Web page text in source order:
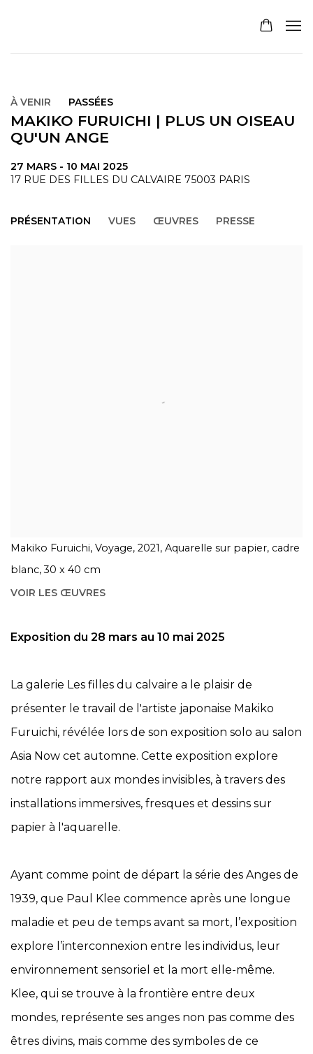
À VENIR PASSÉES
MAKIKO FURUICHI | PLUS UN OISEAU
QU'UN ANGE
27 MARS - 10 MAI 2025
17 RUE DES FILLES DU CALVAIRE 75003 PARIS
PRÉSENTATION VUES ŒUVRES PRESSE
Makiko Furuichi, Voyage, 2021, Aquarelle sur papier, cadre
blanc, 30 x 40 cm
VOIR LES ŒUVRES
Exposition du 28 mars au 10 mai 2025
La galerie Les filles du calvaire a le plaisir de
présenter le travail de l'artiste japonaise Makiko
Furuichi, révélée lors de son exposition solo au salon
Asia Now cet automne. Cette exposition explore
notre rapport aux mondes invisibles, à travers des
installations immersives, fresques et dessins sur
papier à l'aquarelle.
Ayant comme point de départ la série des Anges de
1939, que Paul Klee commence après une longue
maladie et peu de temps avant sa mort, l’exposition
explore l’interconnexion entre les individus, leur
environnement sensoriel et la mort elle-même.
Klee, qui se trouve à la frontière entre deux
mondes, représente ses anges non pas comme des
êtres divins, mais comme des symboles de ce